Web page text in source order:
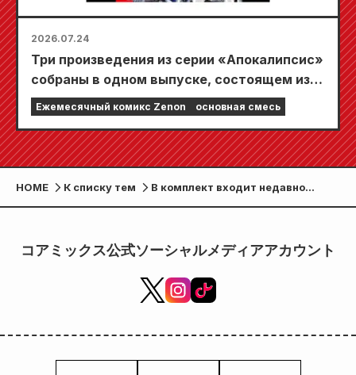
2026.07.24
Три произведения из серии «Апокалипсис»
собраны в одном выпуске, состоящем из 5
глав!! «Ежемесячный комикс Zenon,
сентябрьский выпуск 2026 года» поступит
в продажу 24 июля!!
Ежемесячный комикс Zenon основная смесь
HOME К списку тем
В комплект входит недавно
нарисованная длинная карточка с
проводится! В акции участвуют 5
февраля.
コアミックス公式ソーシャルメディアアカウント